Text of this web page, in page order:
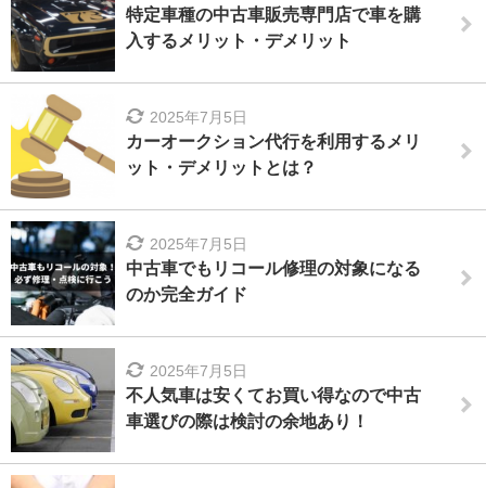
特定車種の中古車販売専門店で車を購
入するメリット・デメリット
2025年7月5日
カーオークション代行を利用するメリ
ット・デメリットとは？
2025年7月5日
中古車でもリコール修理の対象になる
のか完全ガイド
2025年7月5日
不人気車は安くてお買い得なので中古
車選びの際は検討の余地あり！